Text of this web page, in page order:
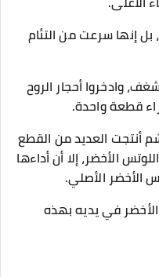
بل إنها سرعت من التئام
وادخروا أحجار الروح
قطعة واحدة.
أنتجت العديد من القطع
الأخضر، إلا أن أداءها
الأخضر الأصلي.
في يديه بهذه